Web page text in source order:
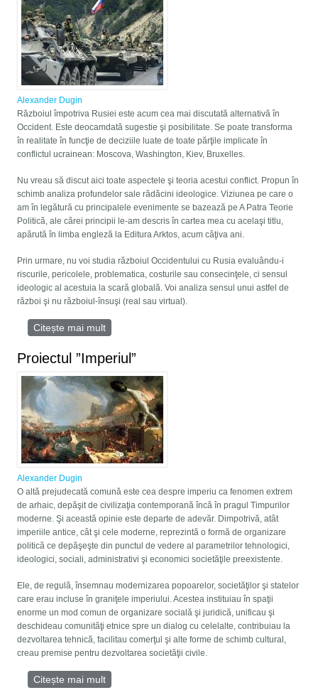
Alexander Dugin
Războiul împotriva Rusiei este acum cea mai discutată alternativă în
Occident. Este deocamdată sugestie şi posibilitate. Se poate transforma
în realitate în funcţie de deciziile luate de toate părţile implicate în
conflictul ucrainean: Moscova, Washington, Kiev, Bruxelles.
Nu vreau să discut aici toate aspectele şi teoria acestui conflict. Propun în
schimb analiza profundelor sale rădăcini ideologice. Viziunea pe care o
am în legătură cu principalele evenimente se bazează pe A Patra Teorie
Politică, ale cărei principii le-am descris în cartea mea cu acelaşi titlu,
apărută în limba engleză la Editura Arktos, acum câţiva ani.
Prin urmare, nu voi studia războiul Occidentului cu Rusia evaluându-i
riscurile, pericolele, problematica, costurile sau consecinţele, ci sensul
ideologic al acestuia la scară globală. Voi analiza sensul unui astfel de
război şi nu războiul-însuşi (real sau virtual).
Citește mai mult
Proiectul ”Imperiul”
Alexander Dugin
O altă prejudecată comună este cea despre imperiu ca fenomen extrem
de arhaic, depăşit de civilizaţia contemporană încă în pragul Timpurilor
moderne. Şi această opinie este departe de adevăr. Dimpotrivă, atât
imperiile antice, cât şi cele moderne, reprezintă o formă de organizare
politică ce depăşeşte din punctul de vedere al parametrilor tehnologici,
ideologici, sociali, administrativi şi economici societăţile preexistente.
Ele, de regulă, însemnau modernizarea popoarelor, societăţilor şi statelor
care erau incluse în graniţele imperiului. Acestea instituiau în spaţii
enorme un mod comun de organizare socială şi juridică, unificau şi
deschideau comunităţi etnice spre un dialog cu celelalte, contribuiau la
dezvoltarea tehnică, facilitau comerţul şi alte forme de schimb cultural,
creau premise pentru dezvoltarea societăţii civile.
Citește mai mult